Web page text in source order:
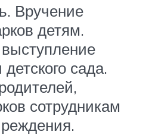
Вручение
детям.
сада.
сотрудникам